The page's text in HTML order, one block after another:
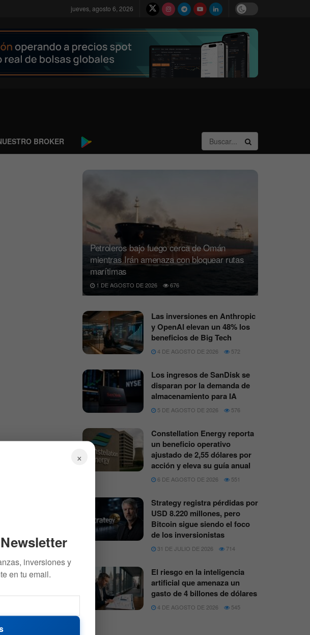
jueves, agosto 6, 2026
BROKER
Petroleros bajo fuego cerca de Omán
mientras Irán amenaza con bloquear rutas
marítimas
1 DE AGOSTO DE 2026 676
Las inversiones en Anthropic
y OpenAI elevan un 48% los
beneficios de Big Tech
4 DE AGOSTO DE 2026 572
Los ingresos de SanDisk se
disparan por la demanda de
almacenamiento para IA
5 DE AGOSTO DE 2026 576
Constellation Energy reporta
un beneficio operativo
ajustado de 2,55 dólares por
acción y eleva su guía anual
6 DE AGOSTO DE 2026 551
Strategy registra pérdidas por
USD 8.220 millones, pero
Bitcoin sigue siendo el foco
de los inversionistas
31 DE JULIO DE 2026 714
El riesgo en la inteligencia
artificial que amenaza un
gasto de 4 billones de dólares
4 DE AGOSTO DE 2026 545
×
inversiones y
en tu email.